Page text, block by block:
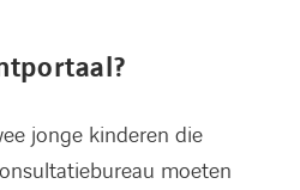
jonge kinderen die
moeten